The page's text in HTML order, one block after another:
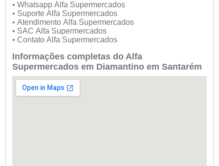
• Whatsapp Alfa Supermercados
• Suporte Alfa Supermercados
• Atendimento Alfa Supermercados
• SAC Alfa Supermercados
• Contato Alfa Supermercados
Informações completas do Alfa
Supermercados em Diamantino em Santarém